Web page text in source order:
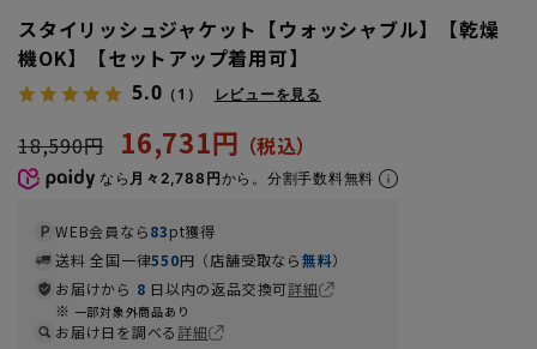
スタイリッシュジャケット【ウォッシャブル】【乾燥
機OK】【セットアップ着用可】
5.0 （1） レビューを見る
18,590円 16,731円
なら 月々2,788円から。分割手数料無料
WEB会員なら83pt獲得
送料 全国一律550円（店舗受取なら無料）
お届けから 8 日以内の返品交換可詳細
一部対象外商品あり
お届け日を調べる詳細